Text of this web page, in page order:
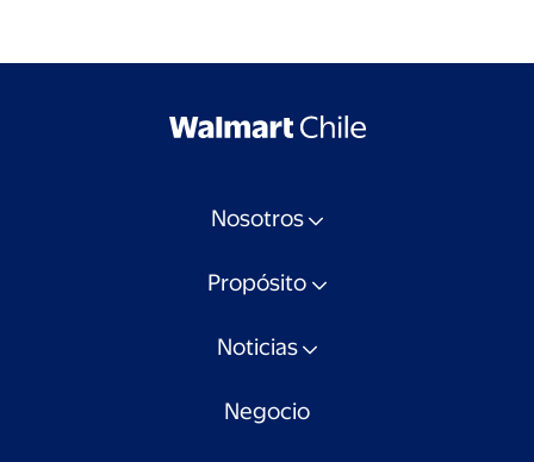
Nosotros
Propósito
Noticias
Negocio